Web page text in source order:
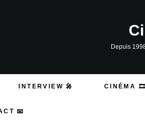
Depuis
INTERVIEW 🎤 CINÉMA 🎞️
📧